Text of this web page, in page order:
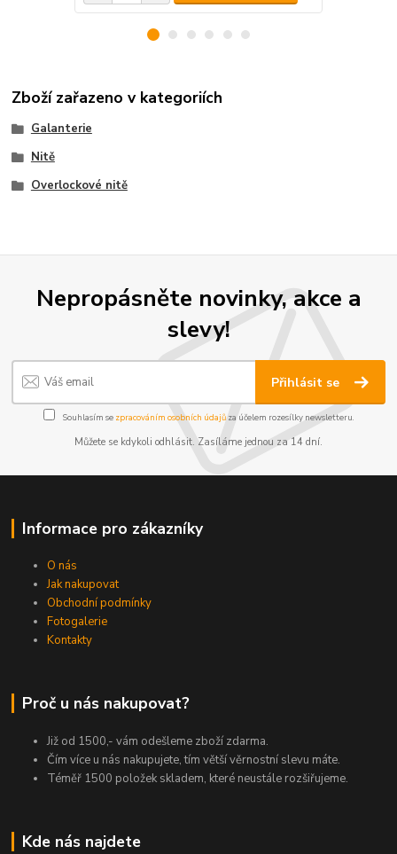
Zboží zařazeno v kategoriích
Galanterie
Nitě
Overlockové nitě
Nepropásněte novinky, akce a
slevy!
Přihlásit se
Souhlasím se zpracováním osobních údajůza účelem rozesílky newsletteru.
Můžete se kdykoli odhlásit. Zasíláme jednou za 14 dní.
Informace pro zákazníky
O nás
Jak nakupovat
Obchodní podmínky
Fotogalerie
Kontakty
Proč u nás nakupovat?
Již od 1500,- vám odešleme zboží zdarma.
Čím více u nás nakupujete, tím větší věrnostní slevu máte.
Téměř 1500 položek skladem, které neustále rozšiřujeme.
Kde nás najdete